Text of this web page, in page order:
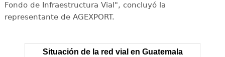
Fondo de Infraestructura Vial", concluyó la
representante de AGEXPORT.
Situación de la red vial en Guatemala